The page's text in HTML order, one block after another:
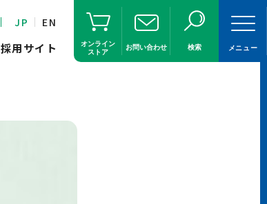
JP EN
採用サイト
オンライン
ストア
お問い合わせ 検索 メニュー